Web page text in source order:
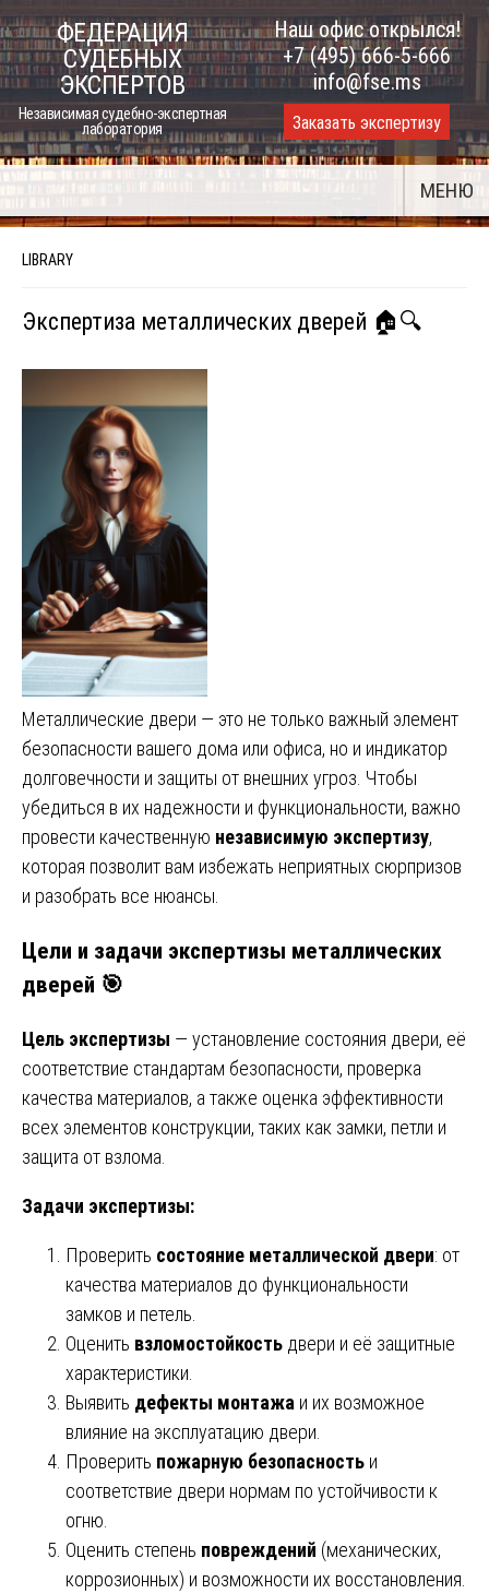
Skip
to
content
ФЕДЕРАЦИЯ
СУДЕБНЫХ
ЭКСПЕРТОВ
Независимая судебно-экспертная
лаборатория
Наш офис открылся!
+7 (495) 666-5-666
info@fse.ms
Заказать экспертизу
МЕНЮ
LIBRARY
Экспертиза металлических дверей 🏠🔍
Металлические двери — это не только важный элемент
безопасности вашего дома или офиса, но и индикатор
долговечности и защиты от внешних угроз. Чтобы
убедиться в их надежности и функциональности, важно
провести качественную независимую экспертизу,
которая позволит вам избежать неприятных сюрпризов
и разобрать все нюансы.
Цели и задачи экспертизы металлических
дверей 🎯
Цель экспертизы — установление состояния двери, её
соответствие стандартам безопасности, проверка
качества материалов, а также оценка эффективности
всех элементов конструкции, таких как замки, петли и
защита от взлома.
Задачи экспертизы:
Проверить состояние металлической двери: от
качества материалов до функциональности
замков и петель.
Оценить взломостойкость двери и её защитные
характеристики.
Выявить дефекты монтажа и их возможное
влияние на эксплуатацию двери.
Проверить пожарную безопасность и
соответствие двери нормам по устойчивости к
огню.
Оценить степень повреждений (механических,
коррозионных) и возможности их восстановления.